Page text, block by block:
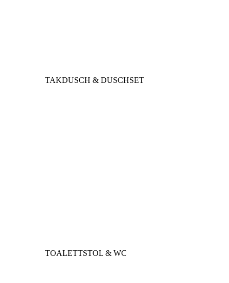
TAKDUSCH & DUSCHSET
TOALETTSTOL & WC